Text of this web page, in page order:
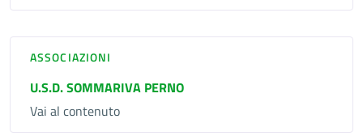
ASSOCIAZIONI
U.S.D. SOMMARIVA PERNO
Vai al contenuto